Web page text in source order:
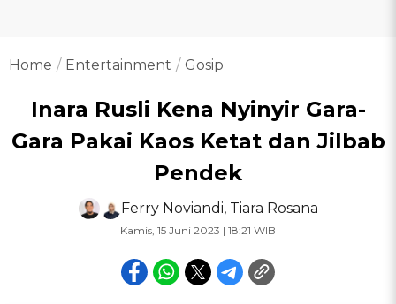
Home Entertainment Gosip
Inara Rusli Kena Nyinyir Gara-
Gara Pakai Kaos Ketat dan Jilbab
Pendek
Ferry Noviandi, Tiara Rosana
Kamis, 15 Juni 2023 | 18:21 WIB